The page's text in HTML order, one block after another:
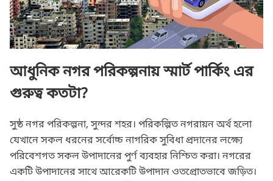
আধুনিক নগর পরিকল্পনায় স্মার্ট পার্কিং এর
গুরুত্ব কতটা?
সুষ্ঠ নগর পরিকল্পনা, সুন্দর শহর। পরিকল্পিত নগরায়ন অর্থ হলো
যেখানে সকল ধরনের সর্বোচ্চ নাগরিক সুবিধা প্রদানের লক্ষ্যে
পরিবেশগত সকল উপাদানের পুর্ণ ব্যবহার নিশ্চিত করা। নগরের
একটি উপাদানের সাথে আরেকটি উপাদান ওতপ্রোতভাবে জড়িত।